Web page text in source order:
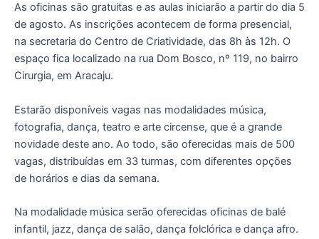
As oficinas são gratuitas e as aulas iniciarão a partir do dia 5
de agosto. As inscrições acontecem de forma presencial,
na secretaria do Centro de Criatividade, das 8h às 12h. O
espaço fica localizado na rua Dom Bosco, nº 119, no bairro
Cirurgia, em Aracaju.
Estarão disponíveis vagas nas modalidades música,
fotografia, dança, teatro e arte circense, que é a grande
novidade deste ano. Ao todo, são oferecidas mais de 500
vagas, distribuídas em 33 turmas, com diferentes opções
de horários e dias da semana.
Na modalidade música serão oferecidas oficinas de balé
infantil, jazz, dança de salão, dança folclórica e dança afro.